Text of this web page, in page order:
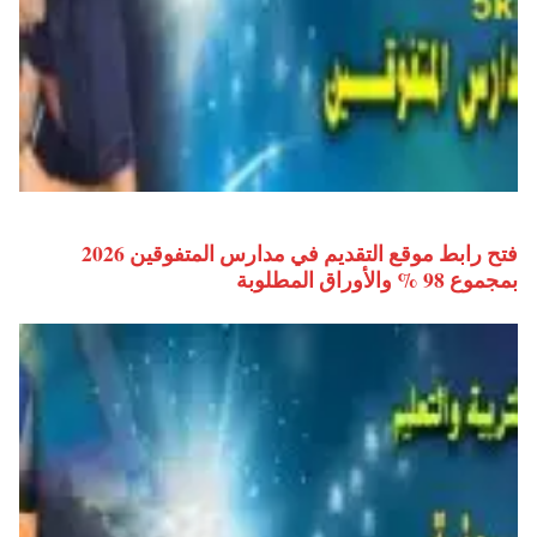
فتح رابط موقع التقديم في مدارس المتفوقين 2026
بمجموع 98 % والأوراق المطلوبة